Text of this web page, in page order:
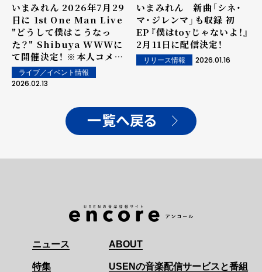
いまみれん 2026年7月29
日に 1st One Man Live
"どうして僕はこうなっ
た？" Shibuya WWWに
て開催決定！ ※本人コメン
トあり※
ライブ／イベント情報
2026.02.13
いまみれん 新曲「シネ・
マ・ジレンマ」も収録 初
EP『僕はtoyじゃないよ！』
2月11日に配信決定！
リリース情報 2026.01.16
一覧へ戻る
ニュース
特集
ABOUT
USENの音楽配信サービスと番組